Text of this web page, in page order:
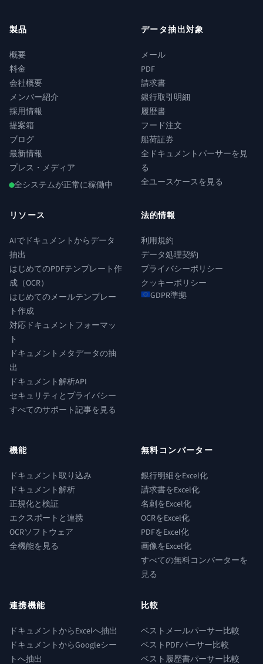
製品
概要
料金
会社概要
メンバー紹介
採用情報
提案箱
ブログ
最新情報
プレス・メディア
全システムが正常に稼働中
データ抽出対象
メール
PDF
請求書
銀行取引明細
履歴書
フード注文
船荷証券
全ドキュメントパーサーを見
る
全ユースケースを見る
リソース
AIでドキュメントからデータ
抽出
はじめてのPDFテンプレート作
成（OCR）
はじめてのメールテンプレー
ト作成
対応ドキュメントフォーマッ
ト
ドキュメントメタデータの抽
出
ドキュメント解析API
セキュリティとプライバシー
すべてのサポート記事を見る
法的情報
利用規約
データ処理契約
プライバシーポリシー
クッキーポリシー
GDPR準拠
機能
ドキュメント取り込み
ドキュメント解析
正規化と検証
エクスポートと連携
OCRソフトウェア
全機能を見る
無料コンバーター
銀行明細をExcel化
請求書をExcel化
名刺をExcel化
OCRをExcel化
PDFをExcel化
画像をExcel化
すべての無料コンバーターを
見る
連携機能
ドキュメントからExcelへ抽出
ドキュメントからGoogleシー
トへ抽出
比較
ベストメールパーサー比較
ベストPDFパーサー比較
ベスト履歴書パーサー比較